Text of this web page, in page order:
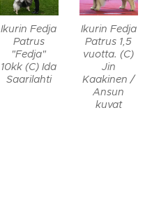
Ikurin Fedja
Patrus
"Fedja"
10kk (C) Ida
Saarilahti
Ikurin Fedja
Patrus 1,5
vuotta. (C)
Jin
Kaakinen /
Ansun
kuvat